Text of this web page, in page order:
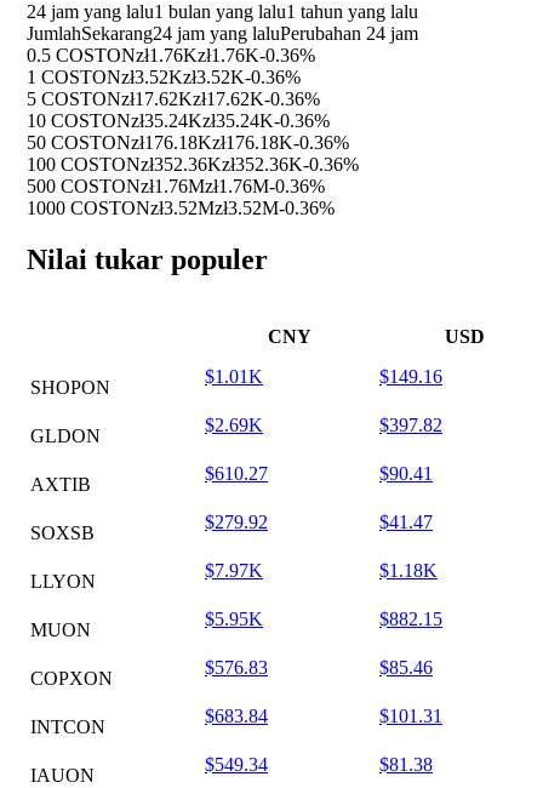
24 jam yang lalu1 bulan yang lalu1 tahun yang lalu
JumlahSekarang24 jam yang laluPerubahan 24 jam
0.5 COSTONzł1.76Kzł1.76K-0.36%
1 COSTONzł3.52Kzł3.52K-0.36%
5 COSTONzł17.62Kzł17.62K-0.36%
10 COSTONzł35.24Kzł35.24K-0.36%
50 COSTONzł176.18Kzł176.18K-0.36%
100 COSTONzł352.36Kzł352.36K-0.36%
500 COSTONzł1.76Mzł1.76M-0.36%
1000 COSTONzł3.52Mzł3.52M-0.36%
Nilai tukar populer
CNY USD
SHOPON
$1.01K $149.16
GLDON
$2.69K $397.82
AXTIB
$610.27 $90.41
SOXSB
$279.92 $41.47
LLYON
$7.97K $1.18K
MUON
$5.95K $882.15
COPXON
$576.83 $85.46
INTCON
$683.84 $101.31
IAUON
$549.34 $81.38